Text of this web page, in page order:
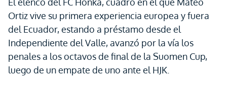
Ortiz vive su primera experiencia europea y fuera
del Ecuador, estando a préstamo desde el
Independiente del Valle, avanzó por la vía los
penales a los octavos de final de la Suomen Cup,
luego de un empate de uno ante el HJK.